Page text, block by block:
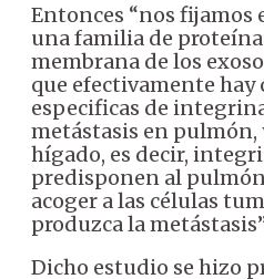
Entonces “nos fijamos
una familia de
membrana de los
que efectivamente hay
especificas de
metástasis en pulmón,
hígado, es decir,
predisponen al
acoger a las células
produzca la
Dicho estudio se hizo